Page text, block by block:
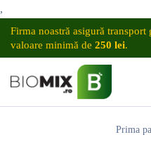
,
Firma noastră asigură
valoare minimă de 250 lei.
Prima